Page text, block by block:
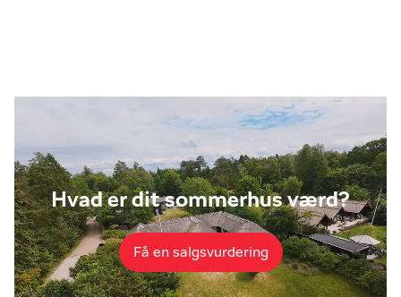
Hvad er dit sommerhus værd?
Få en salgsvurdering